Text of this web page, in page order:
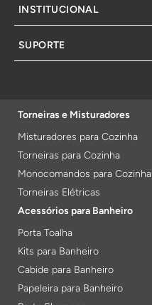
INSTITUCIONAL
SUPORTE
Torneiras e Misturadores
Misturadores para Cozinha
Torneiras para Cozinha
Monocomandos para Cozinha
Torneiras Elétricas
Acessórios para Banheiro
Porta Toalha
Kits para Banheiro
Cabide para Banheiro
Papeleira para Banheiro